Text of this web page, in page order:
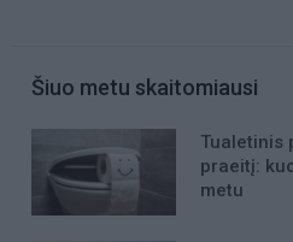
Šiuo metu skaitomiausi
Tualetinis
praeitį:
metu